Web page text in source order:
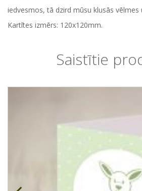
iedvesmos, tā dzird mūsu klusās vēlmes
Kartītes izmērs: 120x120mm.
Saistītie